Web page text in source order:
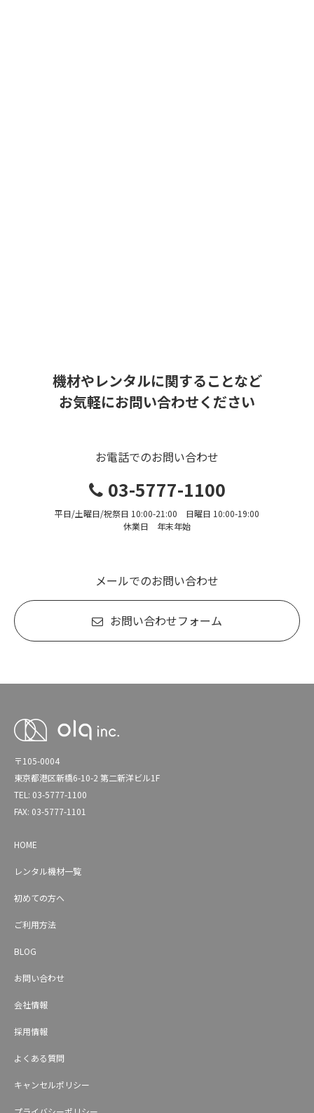
機材やレンタルに関することなど
お気軽にお問い合わせください
お電話でのお問い合わせ
03-5777-1100
平日/土曜日/祝祭日 10:00-21:00 日曜日 10:00-19:00
休業日 年末年始
メールでのお問い合わせ
お問い合わせフォーム
〒105-0004
東京都港区新橋6-10-2 第二新洋ビル1F
TEL: 03-5777-1100
FAX: 03-5777-1101
HOME
レンタル機材一覧
初めての方へ
ご利用方法
BLOG
お問い合わせ
会社情報
採用情報
よくある質問
キャンセルポリシー